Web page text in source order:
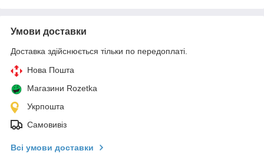
Умови доставки
Доставка здійснюється тільки по передоплаті.
Нова Пошта
Магазини Rozetka
Укрпошта
Самовивіз
Всі умови доставки